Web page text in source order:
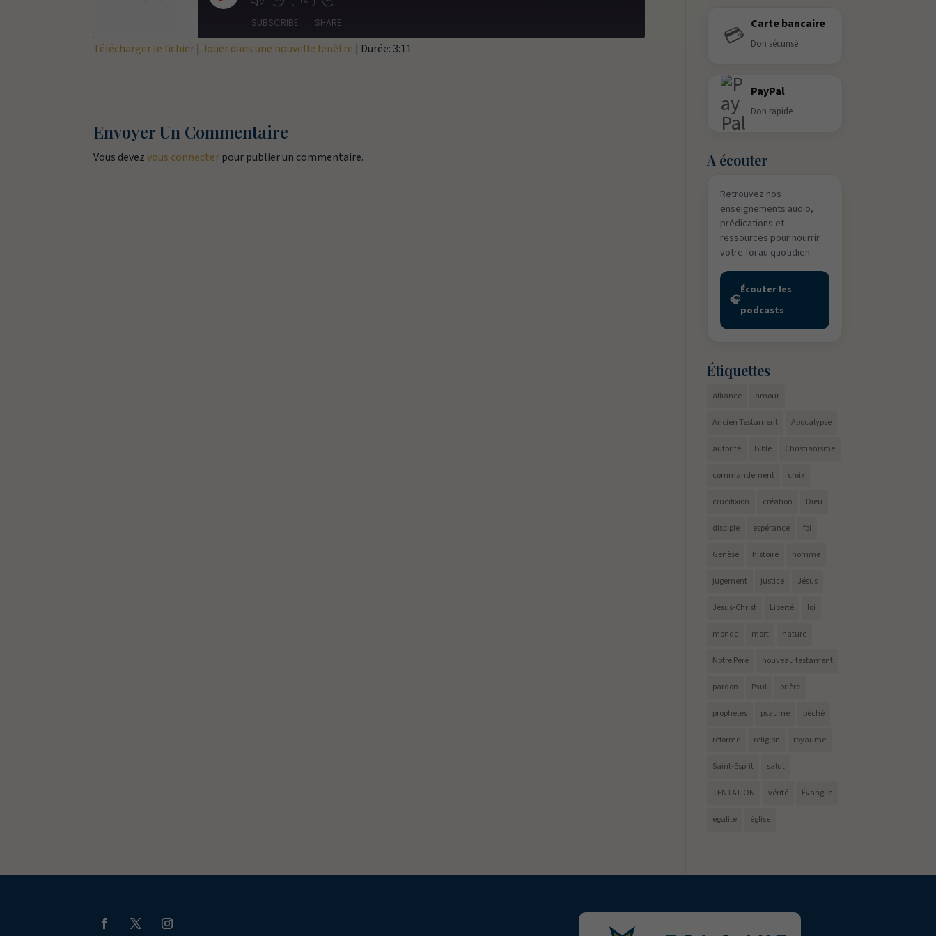
Episode
SUBSCRIBE SHARE
Télécharger le fichier |Jouer dans une nouvelle fenêtre | Durée: 3:11
Envoyer Un Commentaire
Vous devezvous connecter pour publier un commentaire.
💳 Carte bancaire
Don sécurisé
PayPal
Don rapide
A écouter
Retrouvez nos
enseignements audio,
prédications et
ressources pour nourrir
votre foi au quotidien.
🎧
Écouter les
podcasts
Étiquettes
alliance amour
Ancien Testament Apocalypse
autorité Bible Christianisme
commandement croix
crucifixion création Dieu
disciple espérance foi
Genèse histoire homme
jugement justice Jésus
Jésus-Christ Liberté loi
monde mort nature
Notre Père nouveau testament
pardon Paul prière
prophetes psaume péché
reforme religion royaume
Saint-Esprit salut
TENTATION vérité Évangile
égalité église